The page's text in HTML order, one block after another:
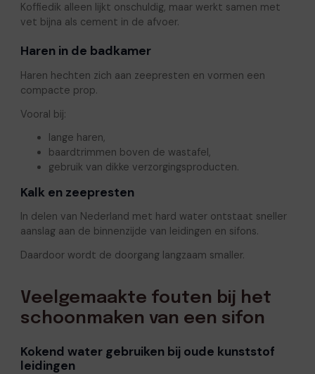
Koffiedik alleen lijkt onschuldig, maar werkt samen met
vet bijna als cement in de afvoer.
Haren in de badkamer
Haren hechten zich aan zeepresten en vormen een
compacte prop.
Vooral bij:
lange haren,
baardtrimmen boven de wastafel,
gebruik van dikke verzorgingsproducten.
Kalk en zeepresten
In delen van Nederland met hard water ontstaat sneller
aanslag aan de binnenzijde van leidingen en sifons.
Daardoor wordt de doorgang langzaam smaller.
Veelgemaakte fouten bij het
schoonmaken van een sifon
Kokend water gebruiken bij oude kunststof
leidingen